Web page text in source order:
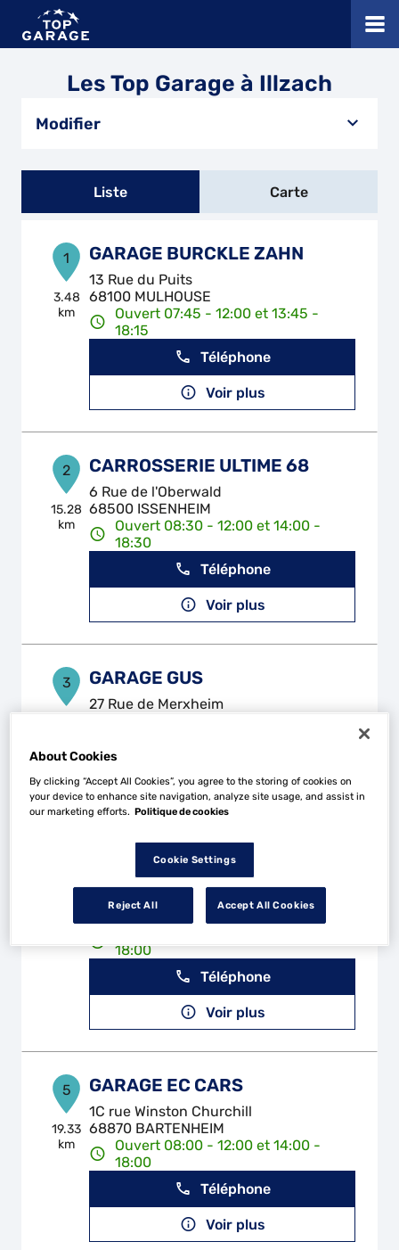
Les Top Garage à Illzach
Modifier
Liste Carte
1
3.48
km
GARAGE BURCKLE ZAHN
13 Rue du Puits
68100 MULHOUSE
Ouvert 07:45 - 12:00 et 13:45 -
18:15
Téléphone
Voir plus
2
15.28
km
CARROSSERIE ULTIME 68
6 Rue de l'Oberwald
68500 ISSENHEIM
Ouvert 08:30 - 12:00 et 14:00 -
18:30
Téléphone
Voir plus
3 GARAGE GUS
27 Rue de Merxheim
Voir plus
18 Route de Thann
68130 ALTKIRCH
18:00
Téléphone
Voir plus
5
19.33
km
GARAGE EC CARS
1C rue Winston Churchill
68870 BARTENHEIM
Ouvert 08:00 - 12:00 et 14:00 -
18:00
Téléphone
Voir plus
About Cookies
By clicking “Accept All Cookies”, you agree to the storing of cookies on
your device to enhance site navigation, analyze site usage, and assist in
our marketing efforts. Politique de cookies
Cookie Settings
Reject All Accept All Cookies